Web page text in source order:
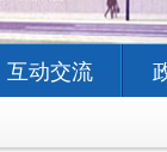
互动交流